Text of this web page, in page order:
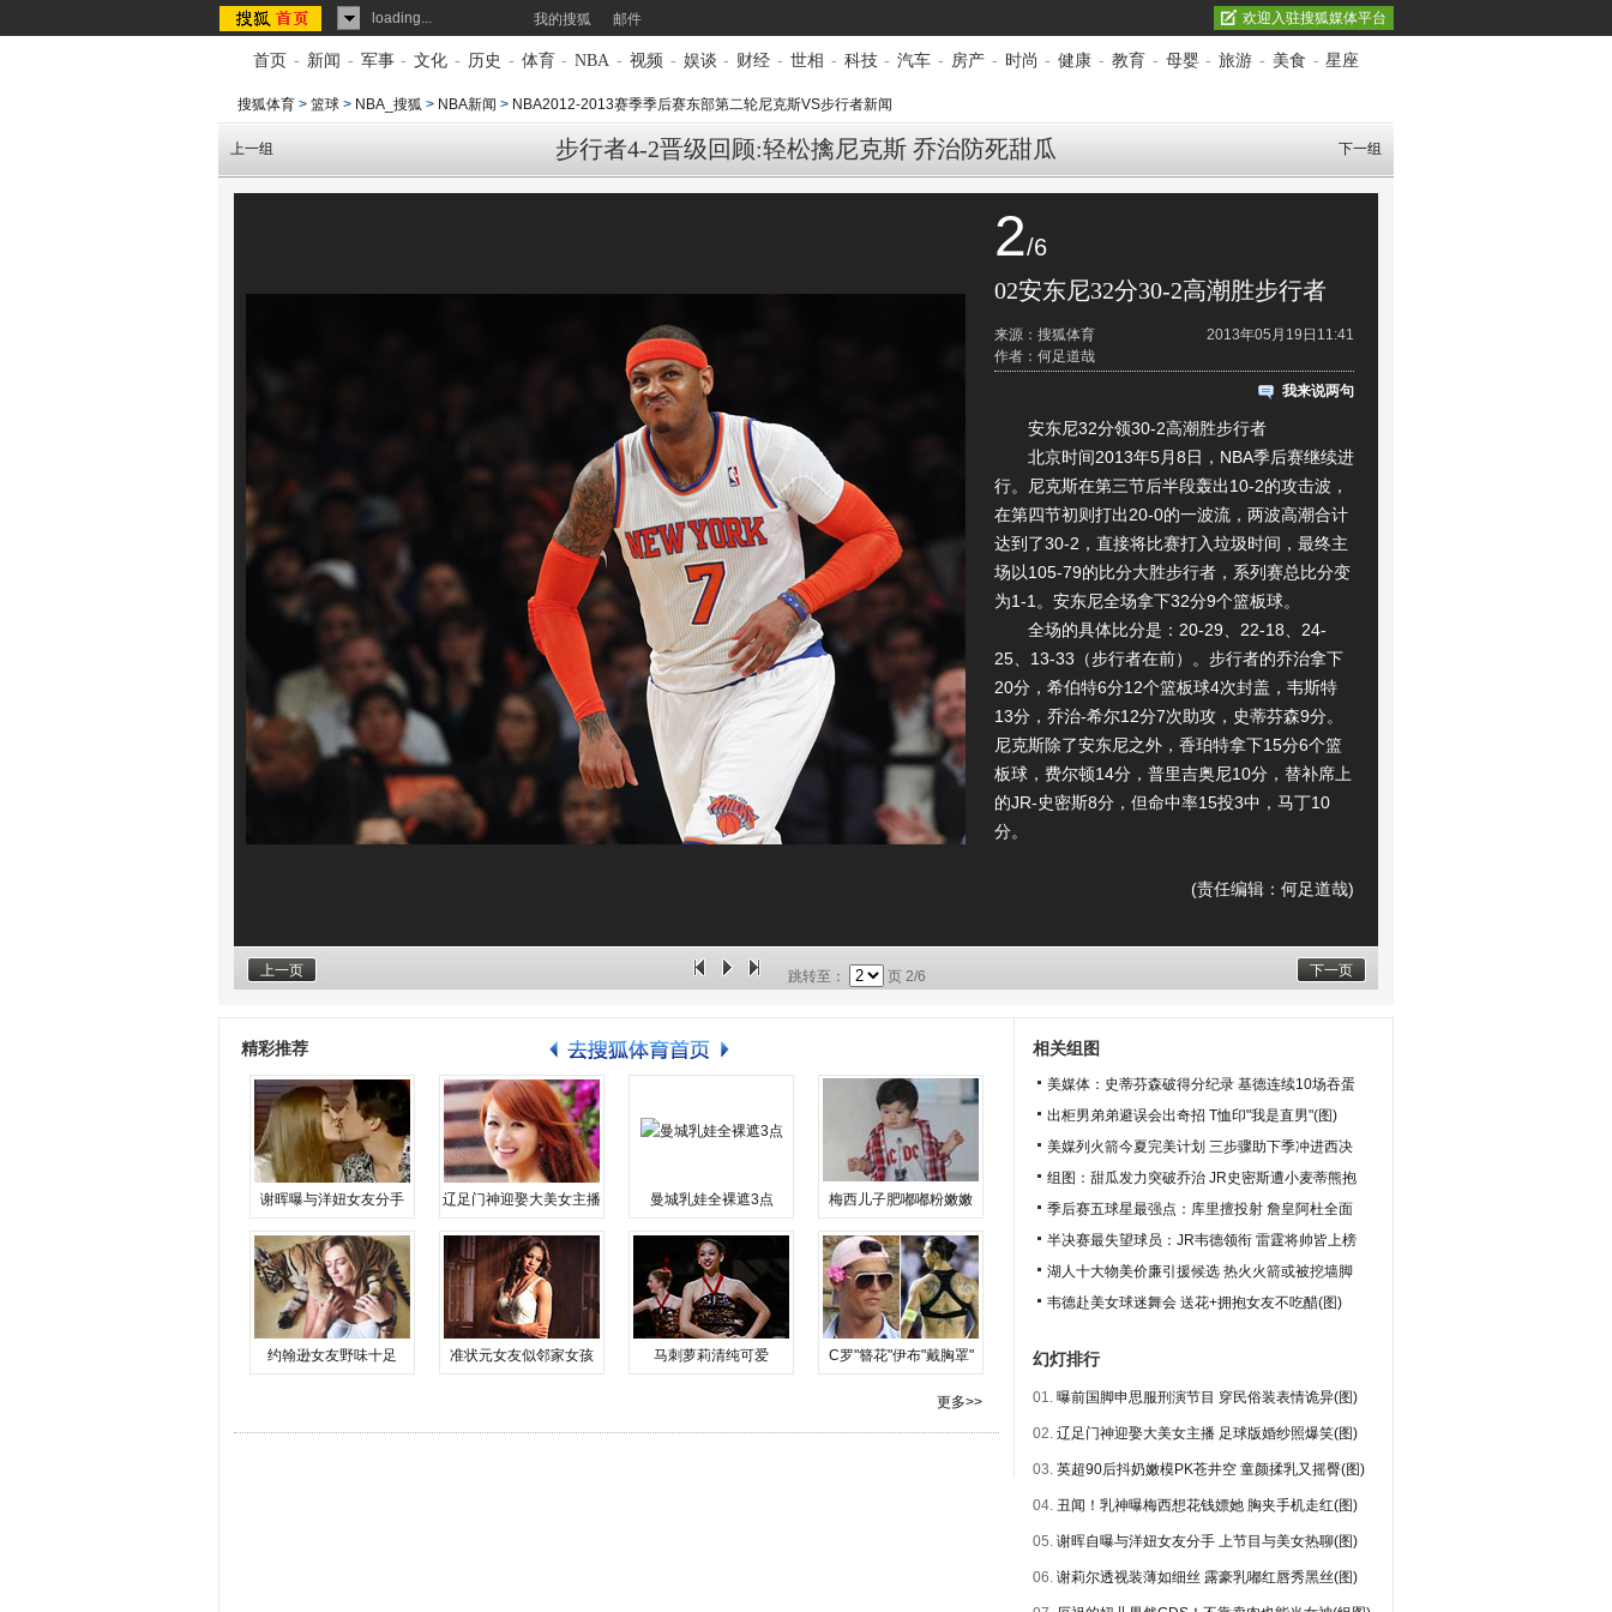
loading... 我的搜狐 邮件 欢迎入驻搜狐媒体平台
首页 - 新闻 - 军事 - 文化 - 历史 - 体育 - NBA - 视频 - 娱谈 - 财经 - 世相 - 科技 - 汽车 - 房产 - 时尚 - 健康 - 教育 - 母婴 - 旅游 - 美食 - 星座
搜狐体育 > 篮球 > NBA_搜狐 > NBA新闻 > NBA2012-2013赛季季后赛东部第二轮尼克斯VS步行者新闻
步行者4-2晋级回顾:轻松擒尼克斯 乔治防死甜瓜
上一组 下一组
2/6
02安东尼32分30-2高潮胜步行者
2013年05月19日11:41
来源：搜狐体育
作者：何足道哉
我来说两句
安东尼32分领30-2高潮胜步行者
北京时间2013年5月8日，NBA季后赛继续进
行。尼克斯在第三节后半段轰出10-2的攻击波，
在第四节初则打出20-0的一波流，两波高潮合计
达到了30-2，直接将比赛打入垃圾时间，最终主
场以105-79的比分大胜步行者，系列赛总比分变
为1-1。安东尼全场拿下32分9个篮板球。
全场的具体比分是：20-29、22-18、24-
25、13-33（步行者在前）。步行者的乔治拿下
20分，希伯特6分12个篮板球4次封盖，韦斯特
13分，乔治-希尔12分7次助攻，史蒂芬森9分。
尼克斯除了安东尼之外，香珀特拿下15分6个篮
板球，费尔顿14分，普里吉奥尼10分，替补席上
的JR-史密斯8分，但命中率15投3中，马丁10
分。
(责任编辑：何足道哉)
上一页 下一页
跳转至： 页 2/6
精彩推荐
谢晖曝与洋妞女友分手 辽足门神迎娶大美女主播 曼城乳娃全裸遮3点 梅西儿子肥嘟嘟粉嫩嫩
约翰逊女友野味十足 准状元女友似邻家女孩 马刺萝莉清纯可爱 C罗"簪花"伊布"戴胸罩"
更多>>
相关组图
美媒体：史蒂芬森破得分纪录 基德连续10场吞蛋
出柜男弟弟避误会出奇招 T恤印"我是直男"(图)
美媒列火箭今夏完美计划 三步骤助下季冲进西决
组图：甜瓜发力突破乔治 JR史密斯遭小麦蒂熊抱
季后赛五球星最强点：库里擅投射 詹皇阿杜全面
半决赛最失望球员：JR韦德领衔 雷霆将帅皆上榜
湖人十大物美价廉引援候选 热火火箭或被挖墙脚
韦德赴美女球迷舞会 送花+拥抱女友不吃醋(图)
幻灯排行
01. 曝前国脚申思服刑演节目 穿民俗装表情诡异(图)
02. 辽足门神迎娶大美女主播 足球版婚纱照爆笑(图)
03. 英超90后抖奶嫩模PK苍井空 童颜揉乳又摇臀(图)
04. 丑闻！乳神曝梅西想花钱嫖她 胸夹手机走红(图)
05. 谢晖自曝与洋妞女友分手 上节目与美女热聊(图)
06. 谢莉尔透视装薄如细丝 露豪乳嘟红唇秀黑丝(图)